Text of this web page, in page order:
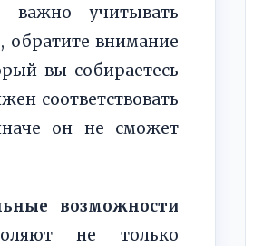
важно учитывать
обратите внимание
вы собираетесь
соответствовать
он не сможет
возможности
не только